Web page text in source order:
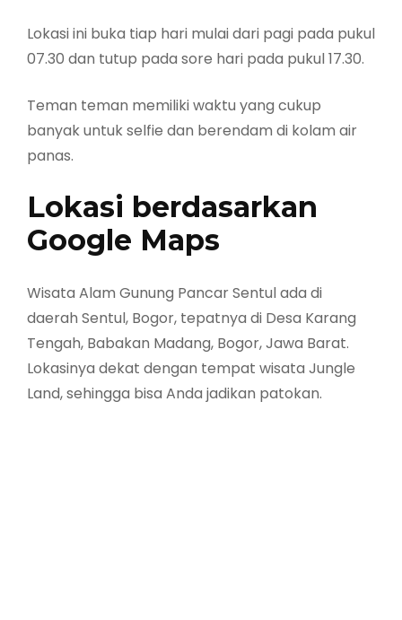
Lokasi ini buka tiap hari mulai dari pagi pada pukul
07.30 dan tutup pada sore hari pada pukul 17.30.
Teman teman memiliki waktu yang cukup
banyak untuk selfie dan berendam di kolam air
panas.
Lokasi berdasarkan
Google Maps
Wisata Alam Gunung Pancar Sentul ada di
daerah Sentul, Bogor, tepatnya di Desa Karang
Tengah, Babakan Madang, Bogor, Jawa Barat.
Lokasinya dekat dengan tempat wisata Jungle
Land, sehingga bisa Anda jadikan patokan.